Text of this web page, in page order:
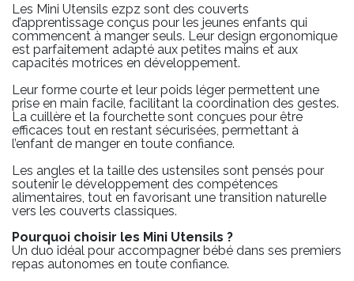
Les Mini Utensils ezpz sont des couverts
d’apprentissage conçus pour les jeunes enfants qui
commencent à manger seuls. Leur design ergonomique
est parfaitement adapté aux petites mains et aux
capacités motrices en développement.
Leur forme courte et leur poids léger permettent une
prise en main facile, facilitant la coordination des gestes.
La cuillère et la fourchette sont conçues pour être
efficaces tout en restant sécurisées, permettant à
l’enfant de manger en toute confiance.
Les angles et la taille des ustensiles sont pensés pour
soutenir le développement des compétences
alimentaires, tout en favorisant une transition naturelle
vers les couverts classiques.
Pourquoi choisir les Mini Utensils ?
Un duo idéal pour accompagner bébé dans ses premiers
repas autonomes en toute confiance.